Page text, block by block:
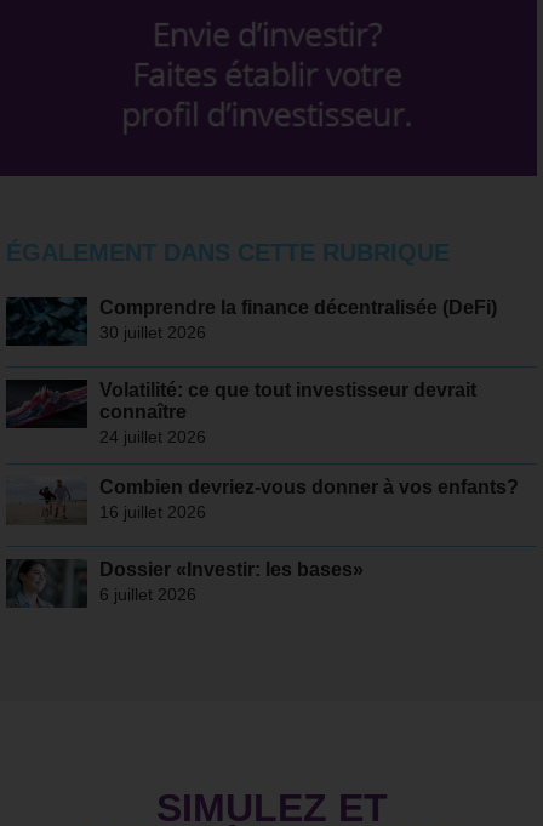
ÉGALEMENT DANS CETTE RUBRIQUE
Comprendre la finance décentralisée (DeFi)
30 juillet 2026
Volatilité: ce que tout investisseur devrait
connaître
24 juillet 2026
Combien devriez-vous donner à vos enfants?
16 juillet 2026
Dossier «Investir: les bases»
6 juillet 2026
SIMULEZ ET